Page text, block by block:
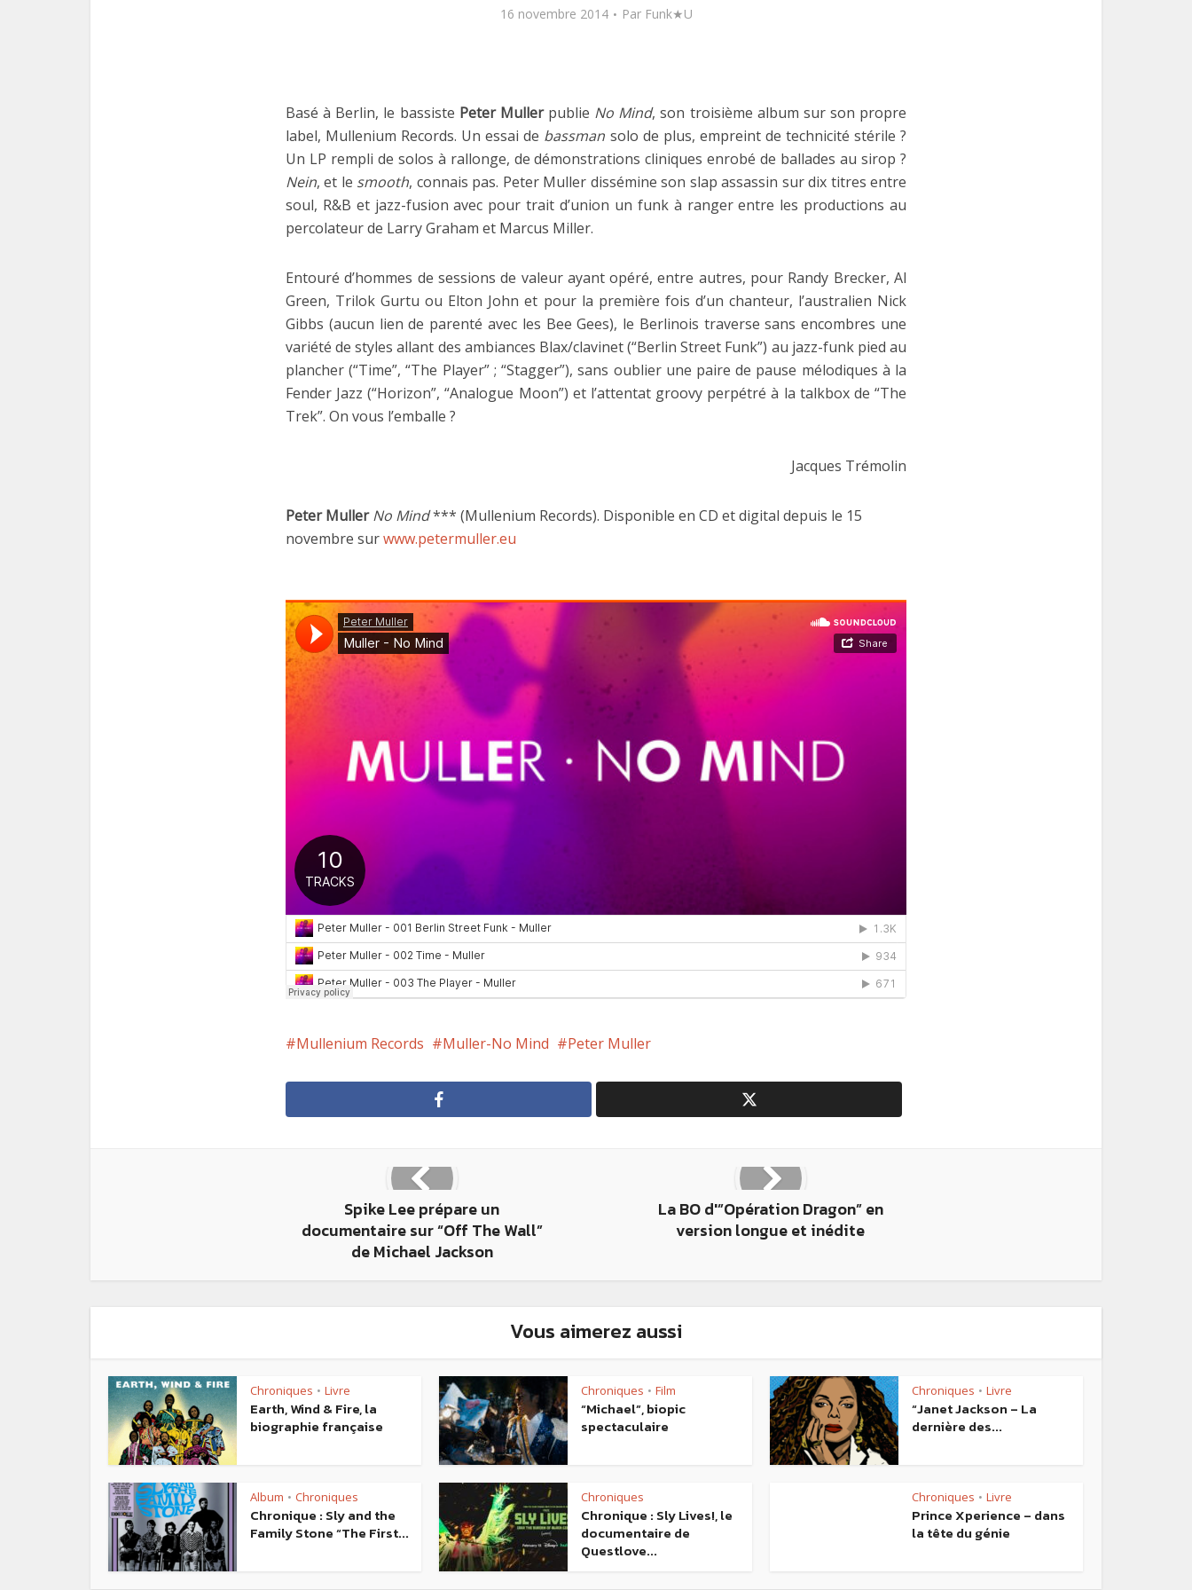
16 novembre 2014 Par Funk★U
Basé à Berlin, le bassiste Peter Mullerpublie No Mind, son troisième album sur son propre
label, Mullenium Records. Un essai de bassman solo de plus, empreint de technicité stérile ?
Un LP rempli de solos à rallonge, de démonstrations cliniques enrobé de ballades au sirop ?
Nein, et le smooth, connais pas. Peter Muller dissémine son slap assassin sur dix titres entre
soul, R&B et jazz-fusion avec pour trait d’union un funk à ranger entre les productions au
percolateur de Larry Graham et Marcus Miller.
Entouré d’hommes de sessions de valeur ayant opéré, entre autres, pour Randy Brecker, Al
Green, Trilok Gurtu ou Elton John et pour la première fois d’un chanteur, l’australien Nick
Gibbs (aucun lien de parenté avec les Bee Gees), le Berlinois traverse sans encombres une
variété de styles allant des ambiances Blax/clavinet (“Berlin Street Funk”) au jazz-funk pied au
plancher (“Time”, “The Player” ; “Stagger”), sans oublier une paire de pause mélodiques à la
Fender Jazz (“Horizon”, “Analogue Moon”) et l’attentat groovy perpétré à la talkbox de “The
Trek”. On vous l’emballe ?
Jacques Trémolin
Peter Muller No Mind*** (Mullenium Records). Disponible en CD et digital depuis le 15
novembre surwww.petermuller.eu
Mullenium Records Muller-No Mind Peter Muller
Spike Lee prépare un
documentaire sur “Off The Wall”
de Michael Jackson
La BO d'”Opération Dragon” en
version longue et inédite
Vous aimerez aussi
Chroniques • Livre
Earth, Wind & Fire, la
biographie française
Chroniques • Film
“Michael”, biopic
spectaculaire
Chroniques • Livre
“Janet Jackson – La
dernière des...
Album • Chroniques
Chronique : Sly and the
Family Stone “The First...
Chroniques
Chronique : Sly Lives!, le
documentaire de
Questlove...
Chroniques • Livre
Prince Xperience – dans
la tête du génie